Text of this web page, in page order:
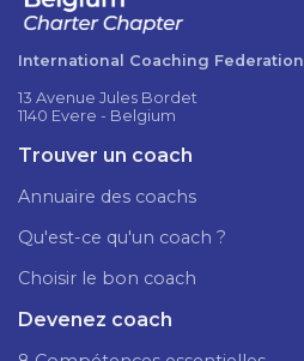
International Coaching Federation
13 Avenue Jules Bordet
1140 Evere - Belgium
Trouver un coach
Annuaire des coachs
Qu'est-ce qu'un coach ?
Choisir le bon coach
Devenez coach